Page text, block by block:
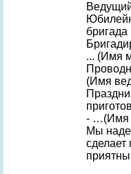
бригада
... (Имя
(Имя
- …(Имя
Мы